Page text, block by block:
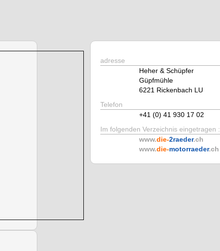
adresse
Heher & Schüpfer
Güpfmühle
6221 Rickenbach LU
Telefon
+41 (0) 41 930 17 02
Im folgenden Verzeichnis eingetragen :
www.die-2raeder.ch
www.die-motorraeder.ch